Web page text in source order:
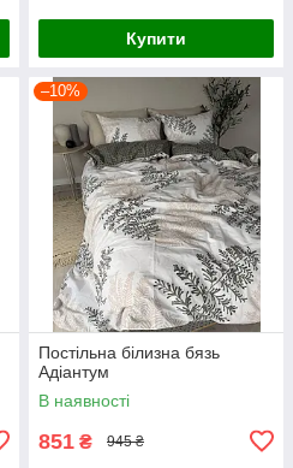
Купити
–10%
Постільна білизна бязь
Адіантум
В наявності
851 ₴ 945 ₴